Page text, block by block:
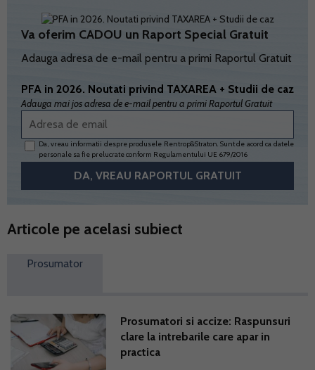
Va oferim CADOU un Raport Special Gratuit
Adauga adresa de e-mail pentru a primi Raportul Gratuit
PFA in 2026. Noutati privind TAXAREA + Studii de caz
Adauga mai jos adresa de e-mail pentru a primi Raportul Gratuit
Da, vreau informatii despre produsele Rentrop&Straton. Sunt de acord ca datele
personale sa fie prelucrate conform Regulamentului UE 679/2016
Articole pe acelasi subiect
Prosumator
Prosumatori si accize: Raspunsuri
clare la intrebarile care apar in
practica